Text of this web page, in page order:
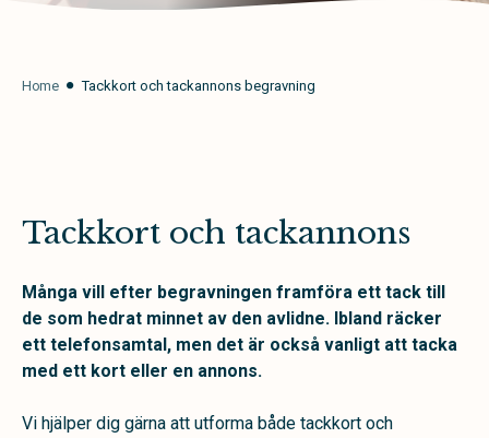
Home Tackkort och tackannons begravning
Tackkort och tackannons
Många vill efter begravningen framföra ett tack till
de som hedrat minnet av den avlidne. Ibland räcker
ett telefonsamtal, men det är också vanligt att tacka
med ett kort eller en annons.
Vi hjälper dig gärna att utforma både tackkort och